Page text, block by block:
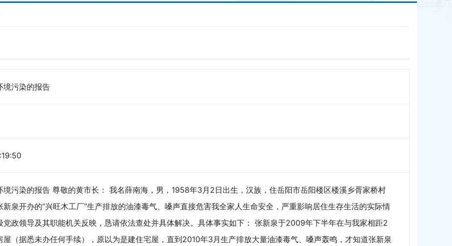
境污染的报告
境污染的报告 尊敬的黄市长： 我名薛南海，男，1958年3月2日出生，汉族，住岳阳市岳阳楼区楼溪乡胥家桥村
新泉开办的“兴旺木工厂”生产排放的油漆毒气、嗓声直接危害我全家人生命安全，严重影响居住生存生活的实际情
党政领导及其职能机关反映，恳请依法查处并具体解决。具体事实如下： 张新泉于2009年下半年在与我家相距2
屋（据悉未办任何手续），原以为是建住宅屋，直到2010年3月生产排放大量油漆毒气、嗓声轰鸣，才知道张新泉